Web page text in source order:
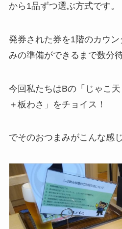
から1品ずつ選ぶ方式です。
発券された券を1階のカウ
みの準備ができるまで数分
今回私たちはBの「じゃこ
＋板わさ」をチョイス！
でそのおつまみがこんな感